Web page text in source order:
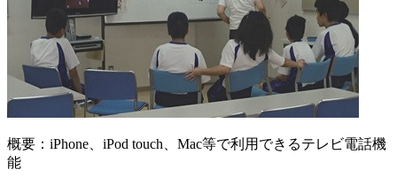
概要： iPhone、iPod touch、Mac等で利用できるテレビ電話機
能